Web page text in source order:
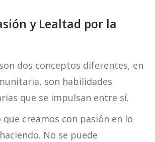
y Lealtad por la
dos conceptos diferentes, en
son habilidades
que se impulsan entre sí.
creamos con pasión en lo
No se puede